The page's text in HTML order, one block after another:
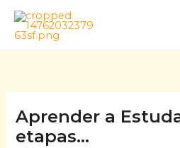
Skip
content
Aprender a
etapas…